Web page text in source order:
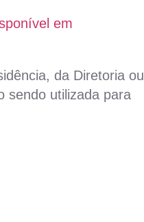
em
da Diretoria ou
sendo utilizada para